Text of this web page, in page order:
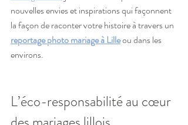
nouvelles envies et inspirations qui façonnent
la façon de raconter votre histoire à travers un
reportage photo mariage à Lille ou dans les
environs.
L’éco-responsabilité au cœur